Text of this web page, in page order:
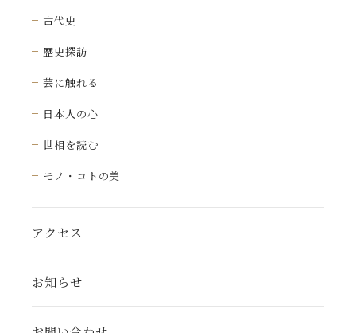
古代史
歴史探訪
芸に触れる
日本人の心
世相を読む
モノ・コトの美
アクセス
お知らせ